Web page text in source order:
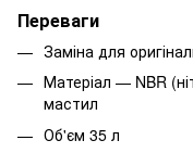
Переваги
Заміна для
Матеріал — NBR
мастил
Об'єм 35 л